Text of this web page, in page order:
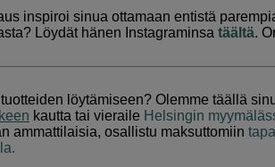
inspiroi sinua ottamaan entistä
Löydät hänen Instagraminsa täältä.
löytämiseen? Olemme täällä
kautta tai vieraile Helsingin
ammattilaisia, osallistu maksuttomiin